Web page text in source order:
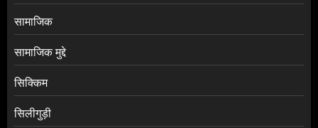
सामाजिक
सामाजिक मुद्दे
सिक्किम
सिलीगुड़ी